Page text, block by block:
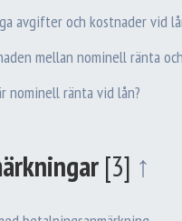
avgifter och kostnader vid
mellan nominell ränta
nominell ränta vid lån?
[3] ↑